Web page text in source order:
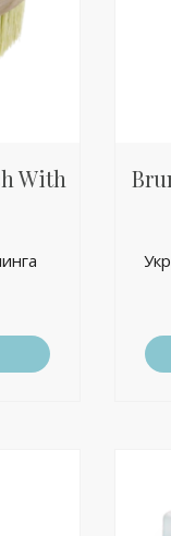
With